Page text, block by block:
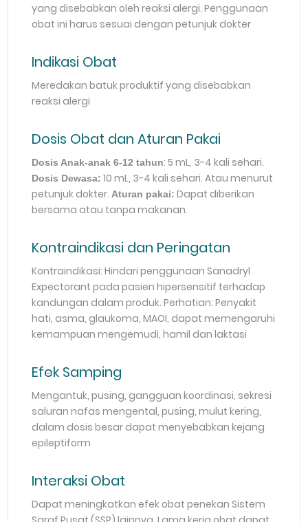
yang disebabkan oleh reaksi alergi. Penggunaan
obat ini harus sesuai dengan petunjuk dokter
Indikasi Obat
Meredakan batuk produktif yang disebabkan
reaksi alergi
Dosis Obat dan Aturan Pakai
Dosis Anak-anak 6-12 tahun: 5 mL, 3-4 kali sehari.
Dosis Dewasa: 10 mL, 3-4 kali sehari. Atau menurut
petunjuk dokter.Aturan pakai: Dapat diberikan
bersama atau tanpa makanan.
Kontraindikasi dan Peringatan
Kontraindikasi: Hindari penggunaan Sanadryl
Expectorant pada pasien hipersensitif terhadap
kandungan dalam produk. Perhatian: Penyakit
hati, asma, glaukoma, MAOI, dapat memengaruhi
kemampuan mengemudi, hamil dan laktasi
Efek Samping
Mengantuk, pusing, gangguan koordinasi, sekresi
saluran nafas mengental, pusing, mulut kering,
dalam dosis besar dapat menyebabkan kejang
epileptiform
Interaksi Obat
Dapat meningkatkan efek obat penekan Sistem